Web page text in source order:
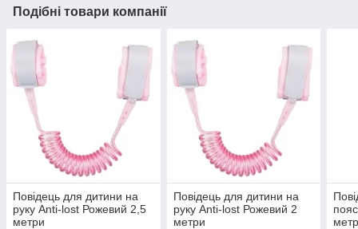
Подібні товари компанії
Повідець для дитини на
руку Anti-lost Рожевий 2,5
метри
Повідець для дитини на
руку Anti-lost Рожевий 2
метри